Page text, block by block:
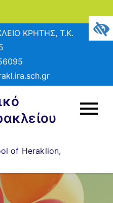
ΚΡΗΤΗΣ, Τ.Κ.
of Heraklion,